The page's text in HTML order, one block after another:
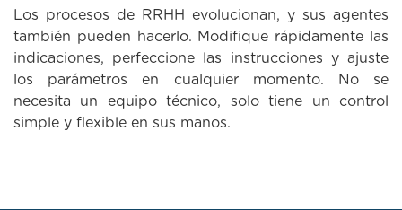
Los procesos de RRHH evolucionan, y sus agentes
también pueden hacerlo. Modifique rápidamente las
indicaciones, perfeccione las instrucciones y ajuste
los parámetros en cualquier momento. No se
necesita un equipo técnico, solo tiene un control
simple y flexible en sus manos.